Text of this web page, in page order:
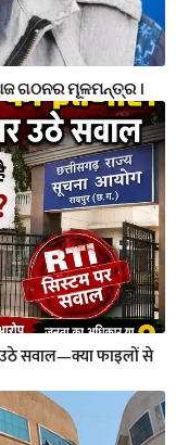
ଗଠନର ମୂଳମନ୍ତ୍ର ।
उठे सवाल—क्या फाइलों से